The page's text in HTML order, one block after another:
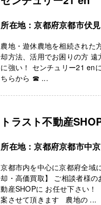
所在地：京都府京都市伏
農地・遊休農地を相続され
却方法、活用でお困りの方
に強い！ センチュリー21 en
ちらから ☎ ...
トラスト不動産
所在地：京都府京都市中
京都市内を中心に京都府全
却・高価買取】 ご相談者様
動産SHOPに お任せ下さい
案させて頂きます 農地の ...